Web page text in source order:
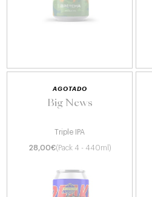
AGOTADO
Big News
Triple IPA
28,00€(Pack 4 - 440ml)